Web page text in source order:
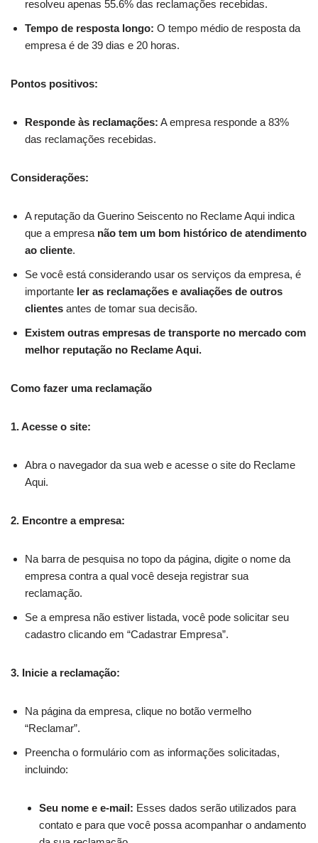
resolveu apenas 55.6% das reclamações recebidas.
Tempo de resposta longo: O tempo médio de resposta da
empresa é de 39 dias e 20 horas.
Pontos positivos:
Responde às reclamações: A empresa responde a 83%
das reclamações recebidas.
Considerações:
A reputação da Guerino Seiscento no Reclame Aqui indica
que a empresa não tem um bom histórico de atendimento
ao cliente.
Se você está considerando usar os serviços da empresa, é
importante ler as reclamações e avaliações de outros
clientes antes de tomar sua decisão.
Existem outras empresas de transporte no mercado com
melhor reputação no Reclame Aqui.
Como fazer uma reclamação
1. Acesse o site:
Abra o navegador da sua web e acesse o site do Reclame
Aqui.
2. Encontre a empresa:
Na barra de pesquisa no topo da página, digite o nome da
empresa contra a qual você deseja registrar sua
reclamação.
Se a empresa não estiver listada, você pode solicitar seu
cadastro clicando em “Cadastrar Empresa”.
3. Inicie a reclamação:
Na página da empresa, clique no botão vermelho
“Reclamar”.
Preencha o formulário com as informações solicitadas,
incluindo:
Seu nome e e-mail: Esses dados serão utilizados para
contato e para que você possa acompanhar o andamento